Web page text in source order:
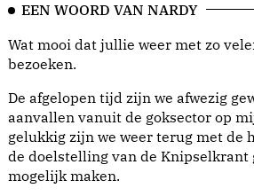
EEN WOORD VAN NARDY
Wat mooi dat jullie weer met zo
bezoeken.
De afgelopen tijd zijn we afwezig
aanvallen vanuit de goksector op
gelukkig zijn we weer terug met de
de doelstelling van de Knipselkrant
mogelijk maken.